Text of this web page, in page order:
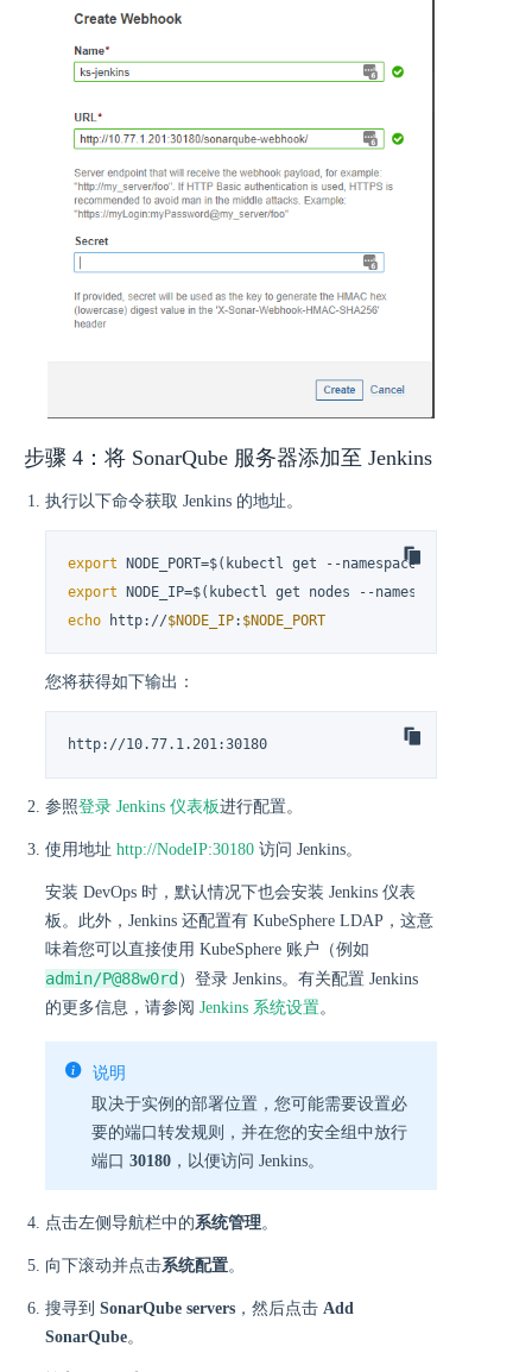
步骤 4：将 SonarQube 服务器添加至 Jenkins
执行以下命令获取 Jenkins 的地址。
export NODE_PORT=$(kubectl get --namespace
export NODE_IP=$(kubectl get nodes --namespace
echo http://$NODE_IP: $NODE_PORT
您将获得如下输出：
http://10.77.1.201:30180
参照登录 Jenkins 仪表板进行配置。
使用地址 http://NodeIP:30180 访问 Jenkins。
安装 DevOps 时，默认情况下也会安装 Jenkins 仪表
板。此外，Jenkins 还配置有 KubeSphere LDAP，这意
味着您可以直接使用 KubeSphere 账户（例如
admin/P@88w0rd ）登录 Jenkins。有关配置 Jenkins
的更多信息，请参阅 Jenkins 系统设置。
说明
取决于实例的部署位置，您可能需要设置必
要的端口转发规则，并在您的安全组中放行
端口 30180 ，以便访问 Jenkins。
点击左侧导航栏中的 系统管理。
向下滚动并点击系统配置。
搜寻到 SonarQube servers ，然后点击 Add
SonarQube。